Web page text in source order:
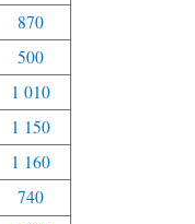
870
500
1 010
1 150
1 160
740